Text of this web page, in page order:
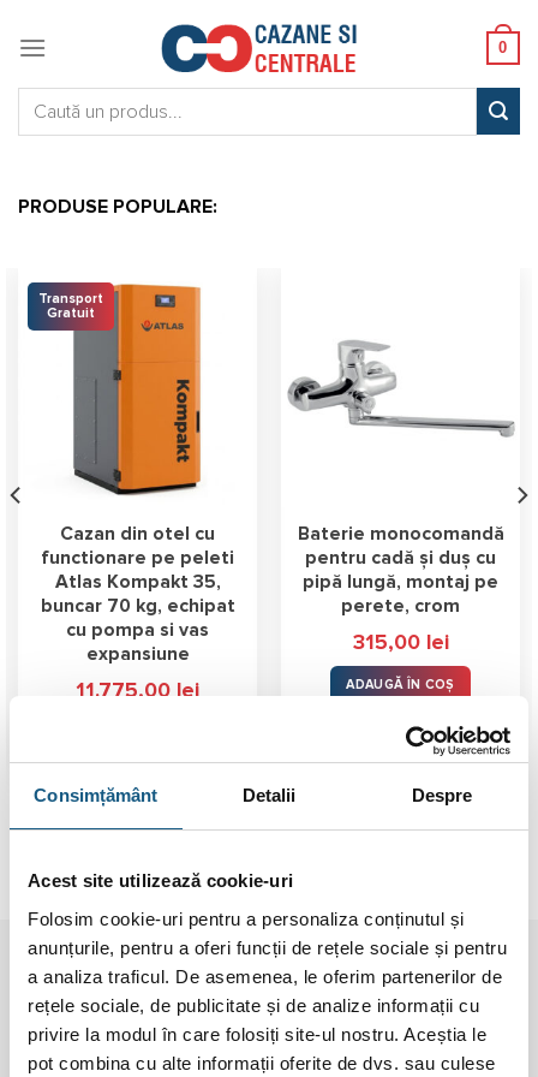
Consimțământ Detalii Despre
Acest site utilizează cookie-uri
Folosim cookie-uri pentru a personaliza conținutul și
anunțurile, pentru a oferi funcții de rețele sociale și pentru
a analiza traficul. De asemenea, le oferim partenerilor de
rețele sociale, de publicitate și de analize informații cu
privire la modul în care folosiți site-ul nostru. Aceștia le
pot combina cu alte informații oferite de dvs. sau culese
0
PRODUSE POPULARE:
Transport
Gratuit
Cazan din otel cu
functionare pe peleti
Atlas Kompakt 35,
buncar 70 kg, echipat
cu pompa si vas
expansiune
11.775,00 lei
Baterie monocomandă
pentru cadă și duș cu
pipă lungă, montaj pe
perete, crom
315,00 lei
ADAUGĂ ÎN COȘ
Pentru cumpărături 100% sigure folosim
tranzacții 3D Secure